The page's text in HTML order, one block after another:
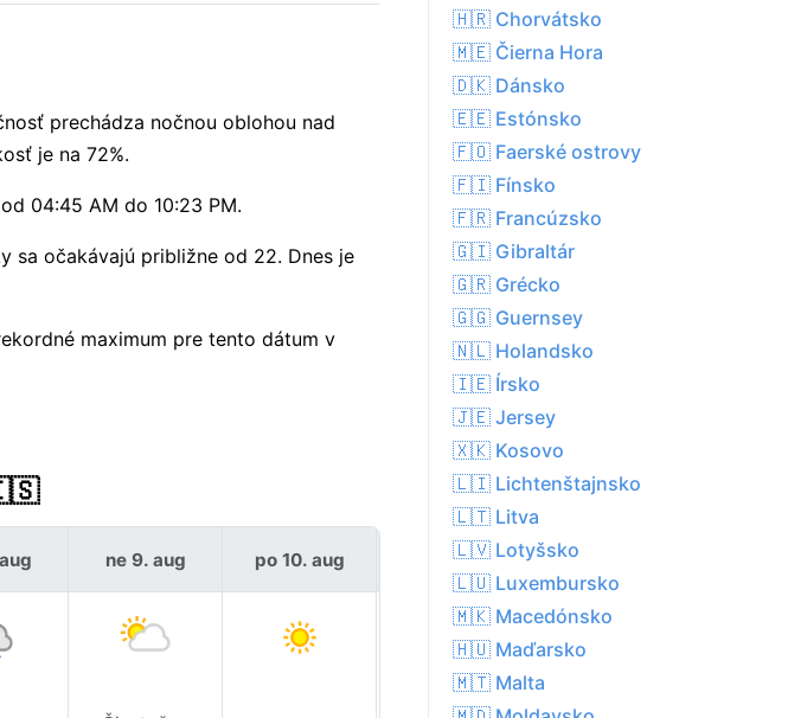
prechádza nočnou oblohou nad
je na 72%.
04:45 AM do 10:23 PM.
sa očakávajú približne od 22. Dnes je
maximum pre tento dátum v
ne 9. aug po 10. aug ut 11. aug
🇭🇷 Chorvátsko
🇲🇪 Čierna Hora
🇩🇰 Dánsko
🇪🇪 Estónsko
🇫🇴 Faerské ostrovy
🇫🇮 Fínsko
🇫🇷 Francúzsko
🇬🇮 Gibraltár
🇬🇷 Grécko
🇬🇬 Guernsey
🇳🇱 Holandsko
🇮🇪 Írsko
🇯🇪 Jersey
🇽🇰 Kosovo
🇱🇮 Lichtenštajnsko
🇱🇹 Litva
🇱🇻 Lotyšsko
🇱🇺 Luxembursko
🇲🇰 Macedónsko
🇭🇺 Maďarsko
🇲🇹 Malta